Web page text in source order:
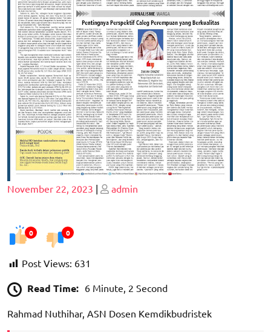
Posted
November 22, 2023 | Posted
admin
0 0
Post Views: 631
Read Time: 6 Minute, 2 Second
Rahmad Nuthihar, ASN Dosen Kemdikbudristek